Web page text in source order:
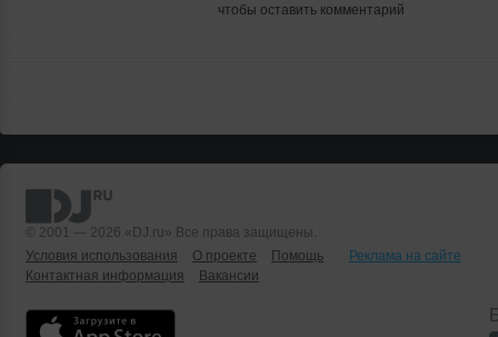
чтобы оставить комментарий
© 2001 — 2026 «DJ.ru» Все права защищены.
Условия использования
О проекте Помощь
Реклама на сайте
Контактная информация
Вакансии